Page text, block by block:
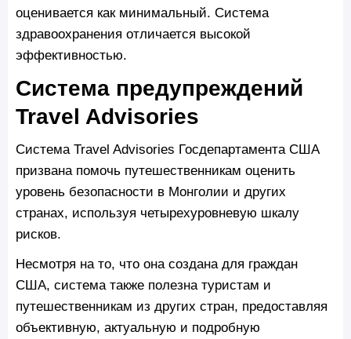
оценивается как минимальный. Система
здравоохранения отличается высокой
эффективностью.
Система предупреждений
Travel Advisories
Система Travel Advisories Госдепартамента США
призвана помочь путешественникам оценить
уровень безопасности в Монголии и других
странах, используя четырехуровневую шкалу
рисков.
Несмотря на то, что она создана для граждан
США, система также полезна туристам и
путешественникам из других стран, предоставляя
объективную, актуальную и подробную